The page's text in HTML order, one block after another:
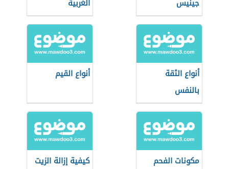
جينيس
الغربية
أنواع الثقة
بالنفس
أنواع القيم
مكونات الفحم
كيفية إزالة الزيت